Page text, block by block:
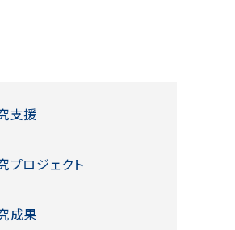
支援
プロジェクト
成果